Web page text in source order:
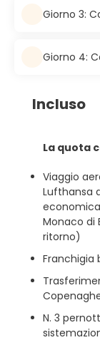
Giorno 3:
Giorno 4:
Incluso
La quota
Viaggio
Lufthansa
Monaco di
ritorno)
Franchigia
N. 3